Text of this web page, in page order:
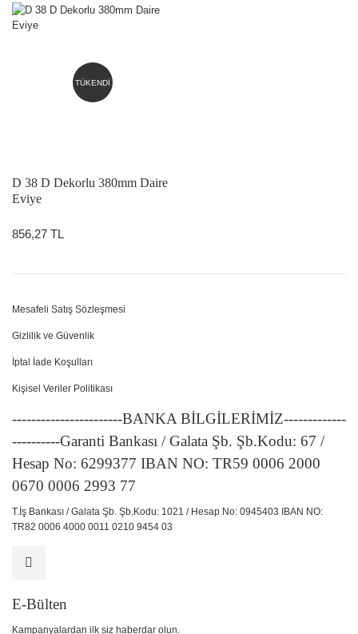
TÜKENDİ
D 38 D Dekorlu 380mm Daire
Eviye
856,27 TL
Mesafeli Satış Sözleşmesi
Gizlilik ve Güvenlik
İptal İade Koşulları
Kişisel Veriler Politikası
-----------------------BANKA BİLGİLERİMİZ-------------
----------Garanti Bankası / Galata Şb. Şb.Kodu: 67 /
Hesap No: 6299377 IBAN NO: TR59 0006 2000
0670 0006 2993 77
T.İş Bankası / Galata Şb. Şb.Kodu: 1021 / Hesap No: 0945403 IBAN NO:
TR82 0006 4000 0011 0210 9454 03
E-Bülten
Kampanyalardan ilk siz haberdar olun.